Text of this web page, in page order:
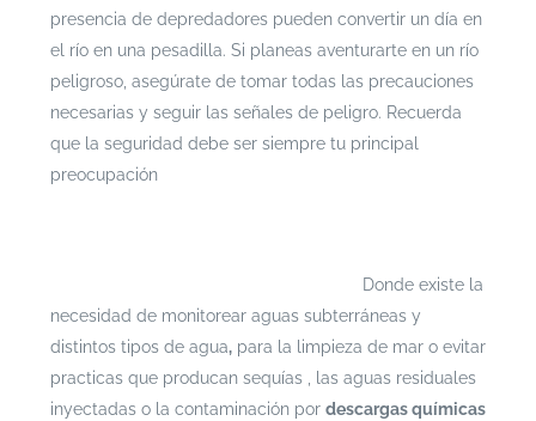
presencia de depredadores pueden convertir un día en
el río en una pesadilla. Si planeas aventurarte en un río
peligroso, asegúrate de tomar todas las precauciones
necesarias y seguir las señales de peligro. Recuerda
que la seguridad debe ser siempre tu principal
preocupación
Donde existe la
necesidad de monitorear aguas subterráneas y
distintos tipos de agua,para la limpieza de mar o evitar
practicas que producan sequías , las aguas residuales
inyectadas o la contaminación por descargas químicas